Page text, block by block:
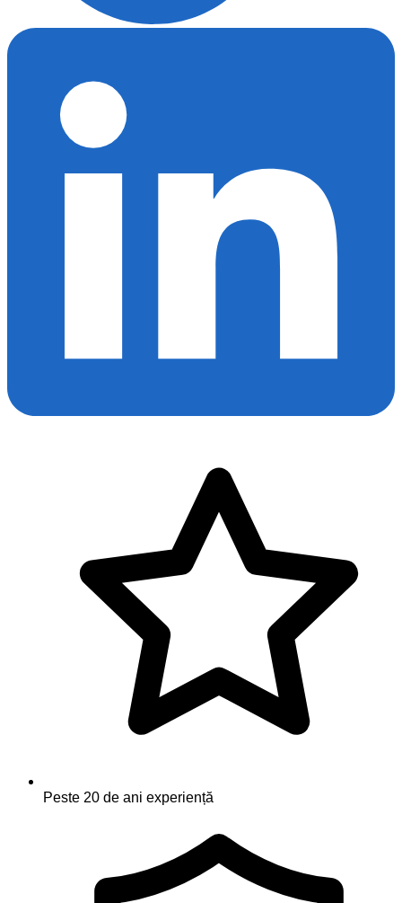
Peste 20 de ani experiență